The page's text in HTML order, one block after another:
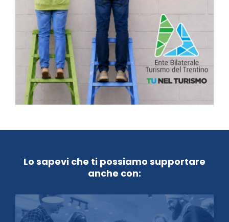
Lo sapevi che ti possiamo supportare
anche con: